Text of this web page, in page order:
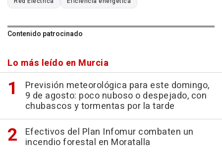
Contenido patrocinado
Lo más leído en Murcia
Previsión meteorológica para este domingo,
9 de agosto: poco nuboso o despejado, con
chubascos y tormentas por la tarde
Efectivos del Plan Infomur combaten un
incendio forestal en Moratalla